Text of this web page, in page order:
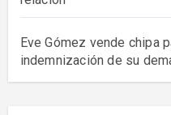
Eve Gómez vende chipa
indemnización de su